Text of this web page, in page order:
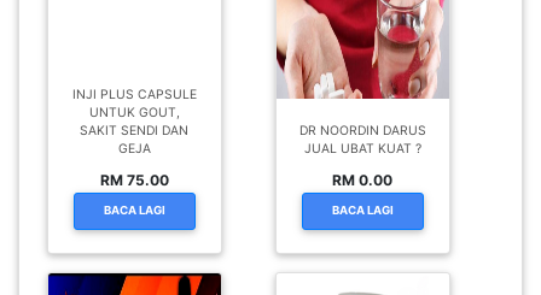
INJI PLUS CAPSULE
UNTUK GOUT,
SAKIT SENDI DAN
GEJA
RM 75.00
BACA LAGI
DR NOORDIN DARUS
JUAL UBAT KUAT ?
RM 0.00
BACA LAGI